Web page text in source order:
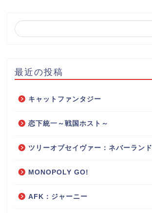
最近の投稿
キャットファンタジー
恋下統一～戦国ホスト～
ツリーオブセイヴァー：ネバーランド
MONOPOLY GO!
AFK：ジャーニー